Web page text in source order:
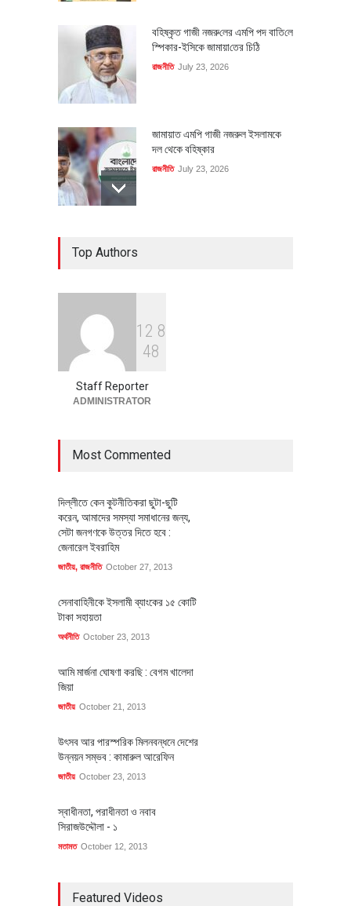
বহিষ্কৃত গাজী নজরু‌লের এম‌পি পদ বা‌তি‌লে
স্পিকার-ইসিকে জামায়া‌তের চি‌ঠি
রাজনীতি July 23, 2026
জামায়াত এমপি গাজী নজরুল ইসলামকে
দল থেকে বহিষ্কার
রাজনীতি July 23, 2026
বৈশ্বিক প্রতিযোগিতা সক্ষমতা বাড়াতে
পোশাক শিল্পে নতুন উদ্যোগ
Top Authors
1 2 8
48
Staff Reporter
ADMINISTRATOR
Most Commented
দিল্লীতে কেন কুটনীতিকরা ছুটা-ছুটি
করেন, আমাদের সমস্যা সমাধানের জন্য,
সেটা জনগণকে উত্তর দিতে হবে :
জেনারেল ইবরাহিম
জাতীয়, রাজনীতি October 27, 2013
সেনাবাহিনীকে ইসলামী ব্যাংকের ১৫ কোটি
টাকা সহায়তা
অর্থনীতি October 23, 2013
আমি মার্জনা ঘোষণা করছি : বেগম খালেদা
জিয়া
জাতীয় October 21, 2013
উৎসব আর পারস্পরিক মিলনবন্ধনে দেশের
উন্নয়ন সম্ভব : কামারুল আরেফিন
জাতীয় October 23, 2013
স্বাধীনতা, পরাধীনতা ও নবাব
সিরাজউদ্দৌলা - ১
মতামত October 12, 2013
Featured Videos